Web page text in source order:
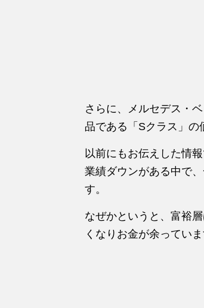
さ らに、メルセデス・
品である「Sクラス」の
以前にもお伝えした情
業績ダウンがある中で
す。
なぜかというと、富裕
くなりお金が余ってい